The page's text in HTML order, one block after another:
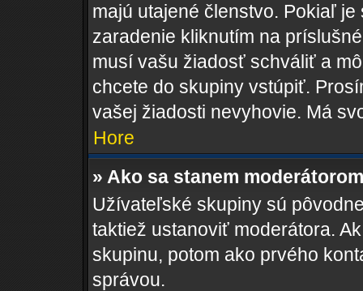
majú utajené členstvo. Pokiaľ
zaradenie kliknutím na
musí vašu žiadosť schváliť a
chcete do skupiny vstúpiť.
vašej žiadosti nevyhovie. Má
Hore
» Ako sa stanem
Užívateľské skupiny sú
taktiež ustanoviť moderátora.
skupinu, potom ako prvého
správou.